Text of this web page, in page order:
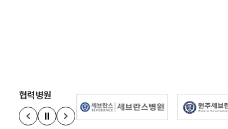
협력병원
이전 슬라이드
정지
다음 슬라이드